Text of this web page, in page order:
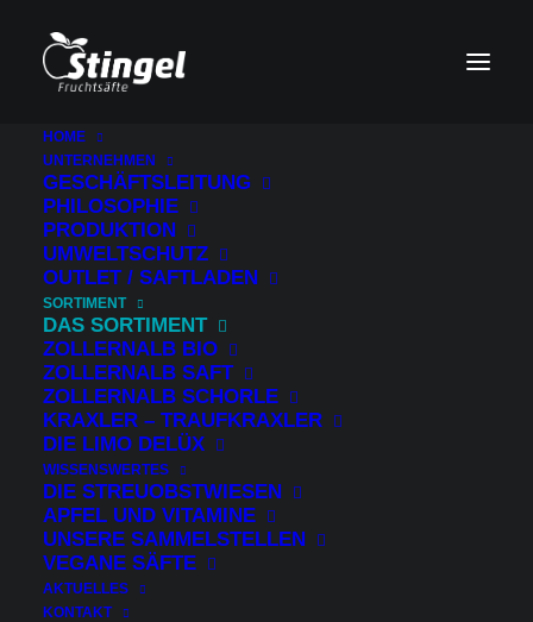
HOME
UNTERNEHMEN
GESCHÄFTSLEITUNG
PHILOSOPHIE
PRODUKTION
UMWELTSCHUTZ
OUTLET / SAFTLADEN
SORTIMENT
DAS SORTIMENT
ZOLLERNALB BIO
ZOLLERNALB SAFT
ZOLLERNALB SCHORLE
KRAXLER – TRAUFKRAXLER
DIE LIMO DELÜX
WISSENSWERTES
DIE STREUOBSTWIESEN
APFEL UND VITAMINE
UNSERE SAMMELSTELLEN
VEGANE SÄFTE
AKTUELLES
KONTAKT
Eine Übersicht
über unsere
Säfte
Auch wenn der Apfel unsere Kernkompetenz
ist und wir diesen auf die verschiedenste Art
und Weise in allen möglichen Säften
verarbeiten, finden Sie in unserem
Sortiment eine Vielzahl an gesundem Obst
und vitaminreichen Früchten. Oftmals ist es